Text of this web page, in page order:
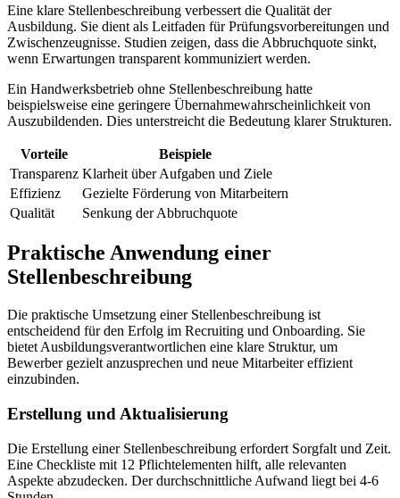
Eine klare Stellenbeschreibung verbessert die Qualität der
Ausbildung. Sie dient als Leitfaden für Prüfungsvorbereitungen und
Zwischenzeugnisse. Studien zeigen, dass die Abbruchquote sinkt,
wenn Erwartungen transparent kommuniziert werden.
Ein Handwerksbetrieb ohne Stellenbeschreibung hatte
beispielsweise eine geringere Übernahmewahrscheinlichkeit von
Auszubildenden. Dies unterstreicht die Bedeutung klarer Strukturen.
Vorteile
Beispiele
Transparenz Klarheit über Aufgaben und Ziele
Effizienz
Gezielte Förderung von Mitarbeitern
Qualität
Senkung der Abbruchquote
Praktische Anwendung einer
Stellenbeschreibung
Die praktische Umsetzung einer Stellenbeschreibung ist
entscheidend für den Erfolg im Recruiting und Onboarding. Sie
bietet Ausbildungsverantwortlichen eine klare Struktur, um
Bewerber gezielt anzusprechen und neue Mitarbeiter effizient
einzubinden.
Erstellung und Aktualisierung
Die Erstellung einer Stellenbeschreibung erfordert Sorgfalt und Zeit.
Eine Checkliste mit 12 Pflichtelementen hilft, alle relevanten
Aspekte abzudecken. Der durchschnittliche Aufwand liegt bei 4-6